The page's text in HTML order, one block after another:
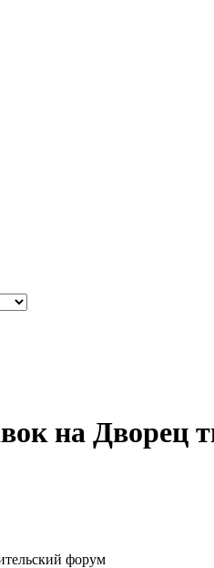
на Дворец
форум